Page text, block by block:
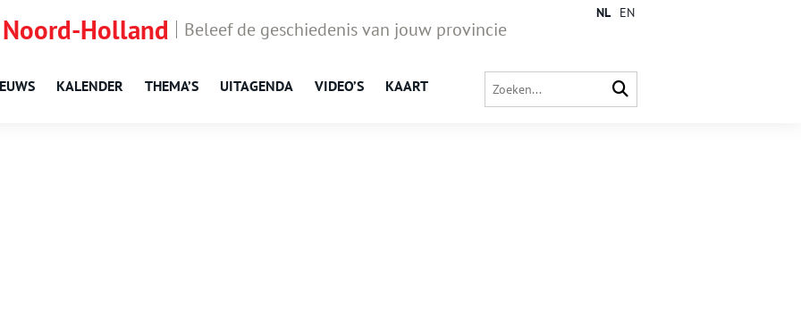
Holland Beleef de geschiedenis van jouw provincie
KALENDER THEMA’S UITAGENDA VIDEO’S KAART
NL EN